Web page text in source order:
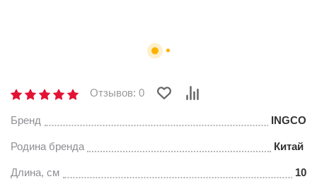
Отзывов: 0
Бренд INGCO
Родина бренда Китай
Длина, см 10